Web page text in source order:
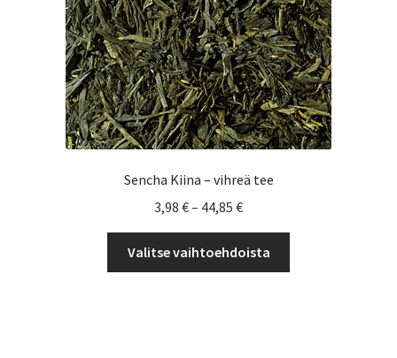
valinnat
tuotteen
sivulla.
Sencha Kiina – vihreä tee
3,98 €– 44,85 €Hintaluokka:
3,98 €
-
44,85 €
Valitse vaihtoehdoista